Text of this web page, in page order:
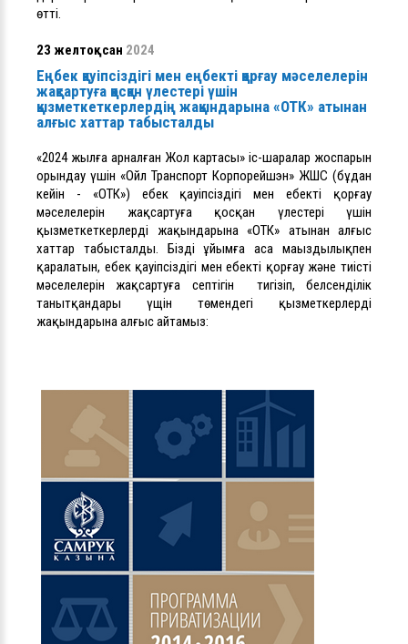
өтті.
23 желтоқсан 2024
Еңбек қауіпсіздігі мен еңбекті қорғау мәселелерін
жақсартуға қосқан үлестері үшін
қызметкеткерлердің жақындарына «ОТК» атынан
алғыс хаттар табысталды
«2024 жылға арналған Жол картасы» іс-шаралар жоспарын
орындау үшін «Ойл Транспорт Корпорейшэн» ЖШС (бұдан
кейін - «ОТК») еңбек қауіпсіздігі мен еңбекті қорғау
мәселелерін жақсартуға қосқан үлестері үшін
қызметкеткерлердің жақындарына «ОТК» атынан алғыс
хаттар табысталды. Біздің ұйымға аса маңыздылықпен
қаралатын, еңбек қауіпсіздігі мен еңбекті қорғау және тиісті
мәселелерін жақсартуға септігін тигізіп, белсенділік
танытқандары үщін төмендегі қызметкерлердің
жақындарына алғыс айтамыз: